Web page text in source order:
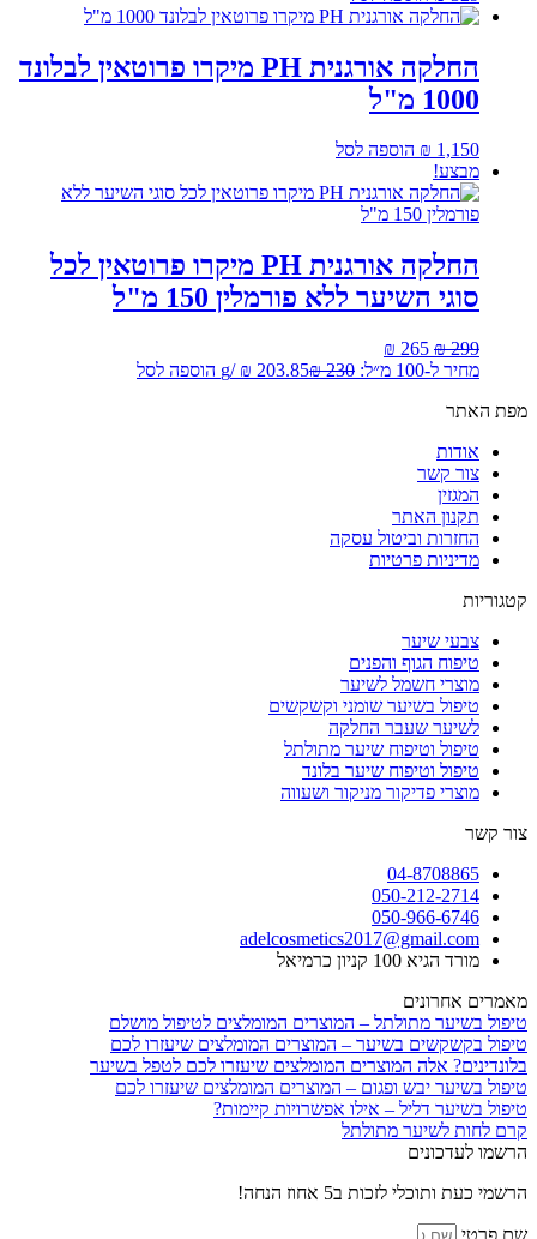
החלקה אורגנית PH מיקרו פרוטאין לבלונד
1000 מ"ל
₪ 1,150
הוספה לסל
מבצע!
החלקה אורגנית PH מיקרו פרוטאין לכל
סוגי השיער ללא פורמלין 150 מ"ל
₪299
המחיר
המקורי
₪ 265
הנוכחי
מחיר ל-100 מ״ל: ₪230
₪ 203.85
/
g הוספה לסל
מפת האתר
אודות
צור קשר
המגזין
תקנון האתר
החזרות וביטול עסקה
מדיניות פרטיות
קטגוריות
צבעי שיער
טיפוח הגוף והפנים
מוצרי חשמל לשיער
טיפול בשיער שומני וקשקשים
לשיער שעבר החלקה
טיפול וטיפוח שיער מתולתל
טיפול וטיפוח שיער בלונד
מוצרי פדיקור מניקור ושעווה
צור קשר
04-8708865
050-212-2714
050-966-6746
adelcosmetics2017@gmail.com
מורד הגיא 100 קניון כרמיאל
מאמרים אחרונים
טיפול בשיער מתולתל – המוצרים המומלצים לטיפול מושלם
טיפול בקשקשים בשיער – המוצרים המומלצים שיעזרו לכם
בלונדינים? אלה המוצרים המומלצים שיעזרו לכם לטפל בשיער
טיפול בשיער יבש ופגום – המוצרים המומלצים שיעזרו לכם
טיפול בשיער דליל – אילו אפשרויות קיימות?
קרם לחות לשיער מתולתל
הרשמו לעדכונים
הרשמי כעת ותוכלי לזכות ב5 אחוז הנחה!